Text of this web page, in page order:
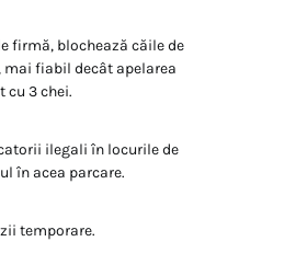
firmă, blochează căile de
mai fiabil decât apelarea
cu 3 chei.
ilegali în locurile de
în acea parcare.
temporare.